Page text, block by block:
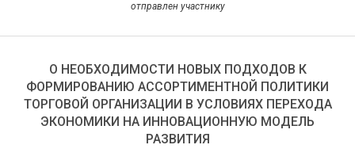
отправлен участнику
О НЕОБХОДИМОСТИ НОВЫХ ПОДХОДОВ К
ФОРМИРОВАНИЮ АССОРТИМЕНТНОЙ ПОЛИТИКИ
ТОРГОВОЙ ОРГАНИЗАЦИИ В УСЛОВИЯХ ПЕРЕХОДА
ЭКОНОМИКИ НА ИННОВАЦИОННУЮ МОДЕЛЬ
РАЗВИТИЯ